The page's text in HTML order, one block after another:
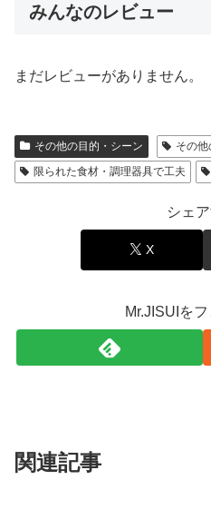
みんなのレビュー
まだレビューがありません。
その他の目的・シーン
その
限られた食材・調理器具で工夫
シェ
X
Mr.JISUIを
関連記事